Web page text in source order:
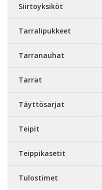
Siirtoyksiköt
Tarralipukkeet
Tarranauhat
Tarrat
Täyttösarjat
Teipit
Teippikasetit
Tulostimet